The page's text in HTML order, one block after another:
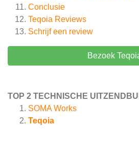
Conclusie
Teqoia Reviews
Schrijf een review
Bezoek
TOP 2 TECHNISCHE
SOMA Works
Teqoia